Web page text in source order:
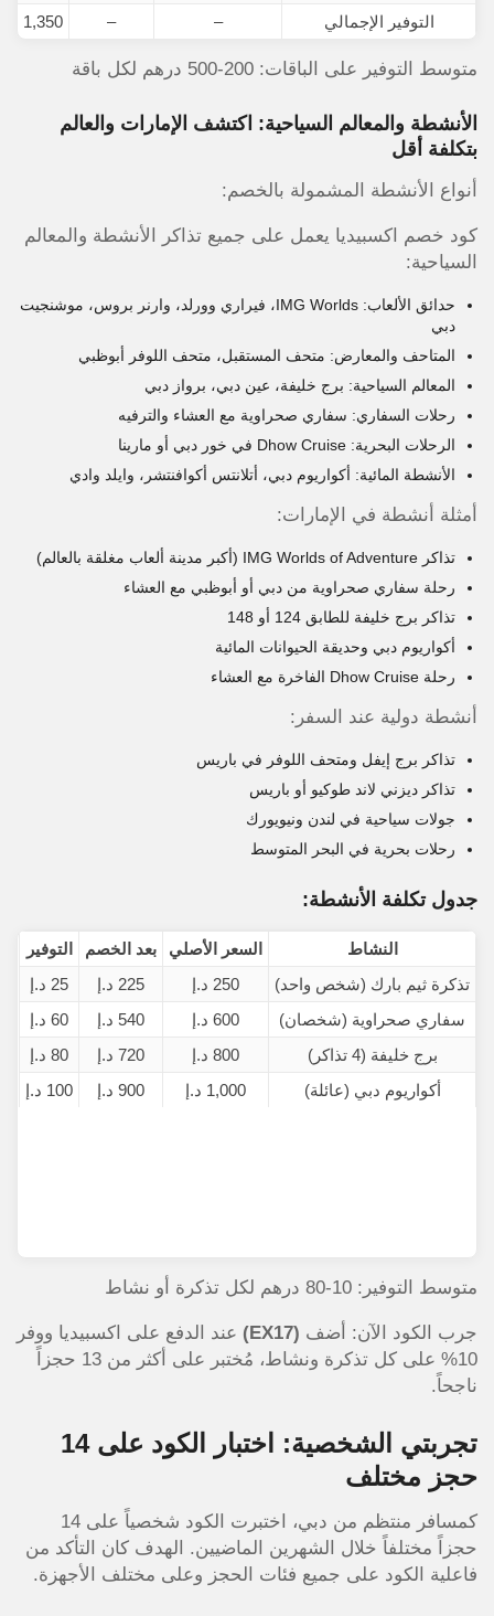
التوفير الإجمالي –
– 1,350 د.إ
متوسط التوفير على الباقات: 200-500 درهم لكل باقة
الأنشطة والمعالم السياحية: اكتشف الإمارات والعالم
بتكلفة أقل
أنواع الأنشطة المشمولة بالخصم:
كود خصم اكسبيديا يعمل على جميع تذاكر الأنشطة والمعالم
السياحية:
حدائق الألعاب: IMG Worlds، فيراري وورلد، وارنر بروس، موشنجيت
دبي
المتاحف والمعارض: متحف المستقبل، متحف اللوفر أبوظبي
المعالم السياحية: برج خليفة، عين دبي، برواز دبي
رحلات السفاري: سفاري صحراوية مع العشاء والترفيه
الرحلات البحرية: Dhow Cruise في خور دبي أو مارينا
الأنشطة المائية: أكواريوم دبي، أتلانتس أكوافنتشر، وايلد وادي
أمثلة أنشطة في الإمارات:
تذاكر IMG Worlds of Adventure (أكبر مدينة ألعاب مغلقة بالعالم)
رحلة سفاري صحراوية من دبي أو أبوظبي مع العشاء
تذاكر برج خليفة للطابق 124 أو 148
أكواريوم دبي وحديقة الحيوانات المائية
رحلة Dhow Cruise الفاخرة مع العشاء
أنشطة دولية عند السفر:
تذاكر برج إيفل ومتحف اللوفر في باريس
تذاكر ديزني لاند طوكيو أو باريس
جولات سياحية في لندن ونيويورك
رحلات بحرية في البحر المتوسط
جدول تكلفة الأنشطة:
النشاط السعر الأصلي بعد الخصم
التوفير
تذكرة ثيم بارك (شخص واحد)
250 د.إ 225 د.إ
25 د.إ
سفاري صحراوية (شخصان)
600 د.إ 540 د.إ
60 د.إ
برج خليفة (4 تذاكر)
800 د.إ 720 د.إ
80 د.إ
أكواريوم دبي (عائلة)
1,000 د.إ 900 د.إ 100 د.إ
متوسط التوفير: 10-80 درهم لكل تذكرة أو نشاط
جرب الكود الآن: أضف (EX17)
عند الدفع على اكسبيديا ووفر
10% على كل تذكرة ونشاط، مُختبر على أكثر من 13 حجزاً
ناجحاً.
تجربتي الشخصية: اختبار الكود على 14
حجز مختلف
كمسافر منتظم من دبي، اختبرت الكود شخصياً على 14
حجزاً مختلفاً خلال الشهرين الماضيين. الهدف كان التأكد من
فاعلية الكود على جميع فئات الحجز وعلى مختلف الأجهزة.